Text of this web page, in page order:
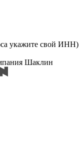
укажите свой ИНН)
Шаклин